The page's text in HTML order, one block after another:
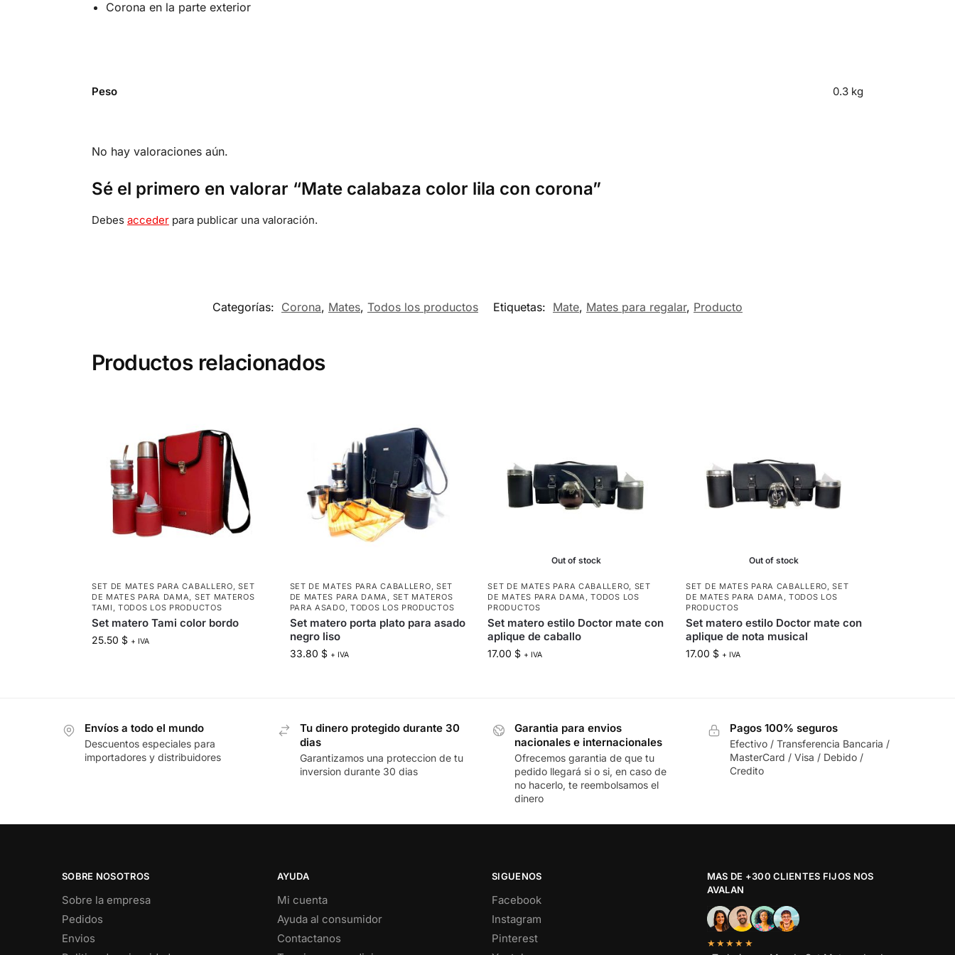
Corona en la parte exterior
Peso 0.3 kg
No hay valoraciones aún.
Sé el primero en valorar “Mate calabaza color lila con corona”
Debes accederpara publicar una valoración.
Categorías: Corona, Mates, Todos los productos Etiquetas: Mate, Mates para regalar, Producto
Productos relacionados
SET DE MATES PARA CABALLERO,SET
DE MATES PARA DAMA, SET MATEROS
TAMI ,TODOS LOS PRODUCTOS
Set matero Tami color bordo
25.50 $ + IVA
SET DE MATES PARA CABALLERO, SET
DE MATES PARA DAMA, SET MATEROS
PARA ASADO, TODOS LOS PRODUCTOS
Set matero porta plato para asado
negro liso
33.80 $ + IVA
Out of stock
SET DE MATES PARA CABALLERO, SET
DE MATES PARA DAMA,TODOS LOS
PRODUCTOS
Set matero estilo Doctor mate con
aplique de caballo
17.00 $ + IVA
Out of stock
SET DE MATES PARA CABALLERO,SET
DE MATES PARA DAMA,TODOS LOS
PRODUCTOS
Set matero estilo Doctor mate con
aplique de nota musical
17.00 $ + IVA
Envíos a todo el mundo
Descuentos especiales para
importadores y distribuidores
Tu dinero protegido durante 30
dias
Garantizamos una proteccion de tu
inversion durante 30 dias
Garantia para envios
nacionales e internacionales
Ofrecemos garantia de que tu
pedido llegará si o si, en caso de
no hacerlo, te reembolsamos el
dinero
Pagos 100% seguros
Efectivo / Transferencia Bancaria /
MasterCard / Visa / Debido /
Credito
SOBRE NOSOTROS
Sobre la empresa
Pedidos
Envios
AYUDA
Mi cuenta
Ayuda al consumidor
Contactanos
SIGUENOS
Facebook
Instagram
Pinterest
MAS DE +300 CLIENTES FIJOS NOS
AVALAN
★★★★★